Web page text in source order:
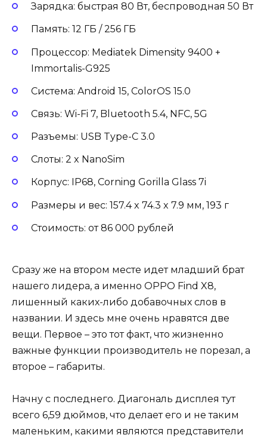
Зарядка: быстрая 80 Вт, беспроводная 50 Вт
Память: 12 ГБ / 256 ГБ
Процессор: Mediatek Dimensity 9400 +
Immortalis-G925
Система: Android 15, ColorOS 15.0
Связь: Wi-Fi 7, Bluetooth 5.4, NFC, 5G
Разъемы: USB Type-C 3.0
Слоты: 2 x NanoSim
Корпус: IP68, Corning Gorilla Glass 7i
Размеры и вес: 157.4 x 74.3 x 7.9 мм, 193 г
Стоимость: от 86 000 рублей
Сразу же на втором месте идет младший брат
нашего лидера, а именно OPPO Find X8,
лишенный каких-либо добавочных слов в
названии. И здесь мне очень нравятся две
вещи. Первое – это тот факт, что жизненно
важные функции производитель не порезал, а
второе – габариты.
Начну с последнего. Диагональ дисплея тут
всего 6,59 дюймов, что делает его и не таким
маленьким, какими являются представители